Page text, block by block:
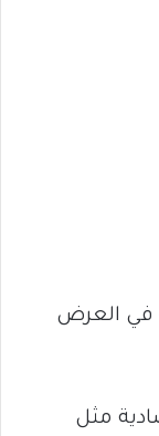
في العرض
مثل